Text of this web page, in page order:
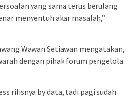
yang sama terus berulang
menyentuh akar masalah,”
Wawan Setiawan mengatakan,
dengan pihak forum pengelola
rilisnya by data, tadi pagi sudah